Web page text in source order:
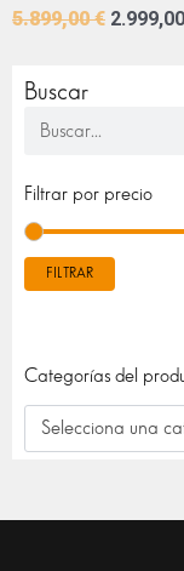
Buscar
Filtrar por precio
FILTRAR
Categorías del
Selecciona una
5.899,00€ 2.999,00